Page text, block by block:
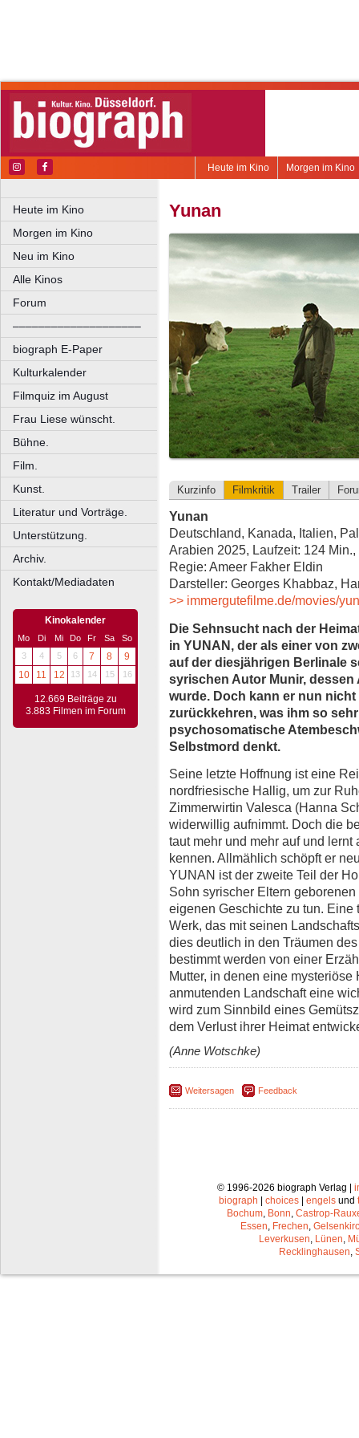
Morgen im Kino
Heute im Kino
Heute im Kino
Morgen im Kino
Neu im Kino
Alle Kinos
Forum
––––––––––––––––––––
biograph E-Paper
Kulturkalender
Filmquiz im August
Frau Liese wünscht.
Bühne.
Film.
Kunst.
Literatur und Vorträge.
Unterstützung.
Archiv.
Kontakt/Mediadaten
Kinokalender
Mo Di Mi Do Fr Sa
So
3
4 5 6 7 8
9
10
11 12 13 14 15 16
12.669 Beiträge zu
3.883 Filmen im Forum
Yunan
Kurzinfo Filmkritik Trailer
Yunan
Deutschland, Kanada, Italien,
Arabien 2025, Laufzeit: 124
Regie: Ameer Fakher Eldin
Darsteller: Georges Khabbaz,
>> immergutefilme.de/movies/
Die Sehnsucht nach der
in YUNAN, der als einer von
auf der diesjährigen Berlinale
syrischen Autor Munir,
wurde. Doch kann er nun
zurückkehren, was ihm so
psychosomatische
Selbstmord denkt.
Seine letzte Hoffnung ist eine
nordfriesische Hallig, um zur
Zimmerwirtin Valesca (Hanna
widerwillig aufnimmt. Doch die
taut mehr und mehr auf und
kennen. Allmählich schöpft er
YUNAN ist der zweite Teil der
Sohn syrischer Eltern
eigenen Geschichte zu tun.
Werk, das mit seinen
dies deutlich in den Träumen
bestimmt werden von einer
Mutter, in denen eine
anmutenden Landschaft eine
wird zum Sinnbild eines
dem Verlust ihrer Heimat
(Anne Wotschke)
Weitersagen Feedback
© 1996-2026 biograph Verlag |
biograph
choices engels und
Bochum, Bonn, Castrop-
Essen, Frechen,
Leverkusen, Lünen,
Recklinghausen,